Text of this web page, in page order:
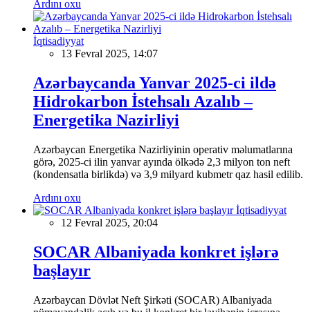
Ardını oxu
İqtisadiyyat
13 Fevral 2025, 14:07
Azərbaycanda Yanvar 2025-ci ildə
Hidrokarbon İstehsalı Azalıb –
Energetika Nazirliyi
Azərbaycan Energetika Nazirliyinin operativ məlumatlarına
görə, 2025-ci ilin yanvar ayında ölkədə 2,3 milyon ton neft
(kondensatla birlikdə) və 3,9 milyard kubmetr qaz hasil edilib.
Ardını oxu
İqtisadiyyat
12 Fevral 2025, 20:04
SOCAR Albaniyada konkret işlərə
başlayır
Azərbaycan Dövlət Neft Şirkəti (SOCAR) Albaniyada